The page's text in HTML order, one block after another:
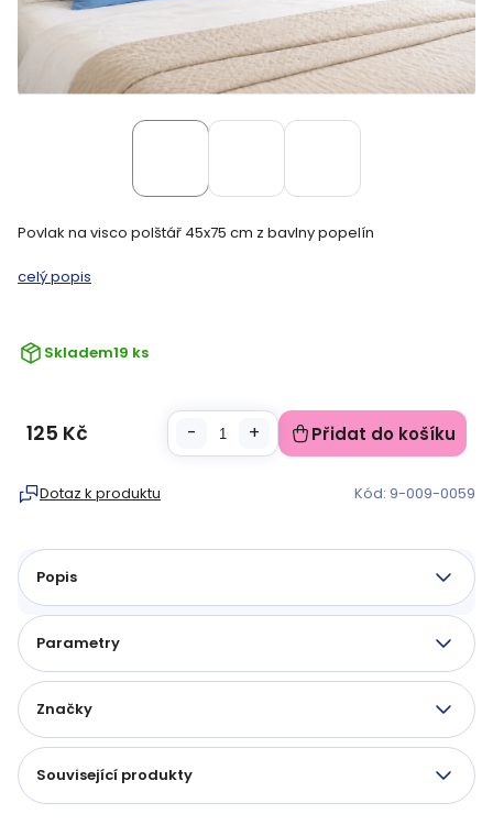
Skladem19 ks
Povlak na visco polštář 45x75 cm z bavlny popelín
celý popis
Dotaz k produktu Kód: 9-009-0059
125 Kč Přidat do košíku
Popis
Parametry
Značky
Související produkty